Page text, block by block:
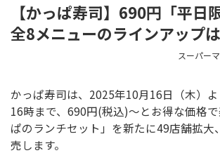
【かっぱ寿司】690円「平日
全8メニューのラインアップ
スーパー
かっぱ寿司は、2025年10月16日（木）
16時まで、690円(税込)～とお得な価格
ぱのランチセット」を新たに49店舗拡大
売します。